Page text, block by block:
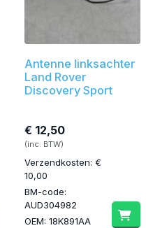
Antenne linksachter
Land Rover
Discovery Sport
€ 12,50
(inc. BTW)
Verzendkosten: €
10,00
BM-code:
AUD304982
OEM: 18K891AA